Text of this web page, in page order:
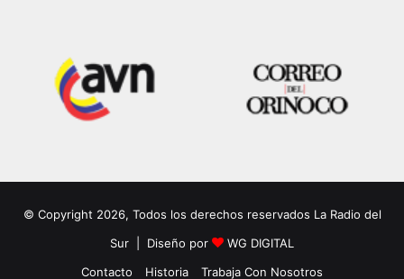
© Copyright 2026, Todos los derechos reservados La Radio del
Sur | Diseño por
WG DIGITAL
Contacto
Historia Trabaja Con Nosotros